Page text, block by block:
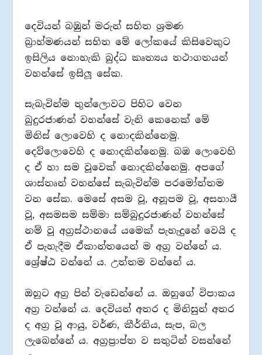
දෙවියන් බඹුන් මරුන් සහිත ශ්‍රමණ
බ්‍රාහ්මණයන් සහිත මේ ලෝකයේ කිසිවෙකුට
ඉසිලිය නොහැකි බුද්ධ කෘත්‍යය තථාගතයන්
වහන්සේ ඉසිලූ සේක.
සැබැවින්ම තුන්ලොවට පිහිට වෙන
බුදුරජාණන් වහන්සේ වැනි කෙනෙක් මේ
මිනිස් ලොවෙහි ද නොදකින්නෙමු.
දෙව්ලොවෙහි ද නොදකින්නෙමු. බඹ ලොවෙහි
ද ඒ හා සම වූවෙක් නොදකින්නෙමු. අපගේ
ශාස්තෘන් වහන්සේ සැබැවින්ම පරමෝත්තම
වන සේක. මෙසේ අසම වූ, අනූපම වූ, අසහායී
වූ, අසමසම සම්මා සම්බුදුරජාණන් වහන්සේ
නම් වූ අග්‍රස්ථානයේ යමෙක් පැහැදුනේ වෙයි ද
ඒ පැහැදීම ඒකාන්තයෙන් ම අග්‍ර වන්නේ ය.
ශ්‍රේෂ්ඨ වන්නේ ය. උත්තම වන්නේ ය.
ඔහුට අග්‍ර පින් වැඩෙන්නේ ය. ඔහුගේ විපාකය
අග්‍ර වන්නේ ය. දෙවියන් අතර ද මිනිසුන් අතර
ද අග්‍ර වූ ආයු, වර්ණ, කීර්තිය, සැප, බල
ලැබෙන්නේ ය. අග්‍රප්‍රාප්ත ව සතුටින් වසන්නේ